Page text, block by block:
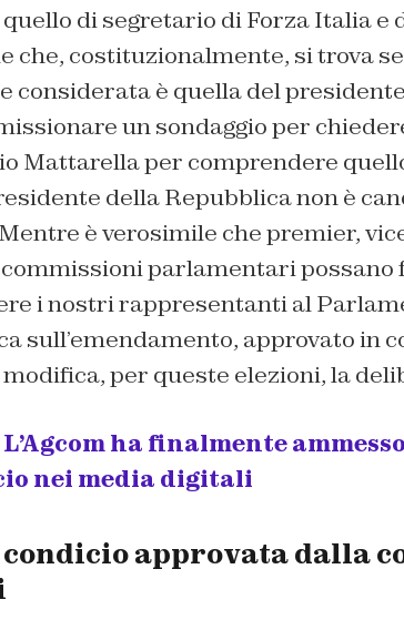
di segretario di Forza Italia e
che, costituzionalmente, si trova
considerata è quella del
un sondaggio per
Mattarella per comprendere
della Repubblica non è
è verosimile che premier,
parlamentari possano
i nostri rappresentanti al
sull’emendamento, approvato in
per queste elezioni, la
L’Agcom ha finalmente
nei media digitali
approvata dalla